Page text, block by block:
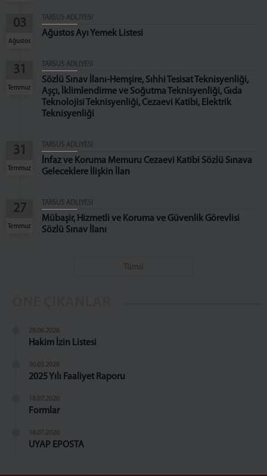
Cumhuriyet Başsavcı Vekilleri
C. Başsavcılığı Birimleri
KOMİSYON
Komisyon Başkanı
Komisyon Üyeleri
03
Ağustos
TARSUS ADLİYESİ
Ağustos Ayı Yemek Listesi
31
Temmuz
TARSUS ADLİYESİ
Sözlü Sınav İlanı-Hemşire, Sıhhi Tesisat Teknisyenliği,
Aşçı, İklimlendirme ve Soğutma Teknisyenliği, Gıda
Teknolojisi Teknisyenliği, Cezaevi Katibi, Elektrik
Teknisyenliği
31
Temmuz
TARSUS ADLİYESİ
İnfaz ve Koruma Memuru Cezaevi Katibi Sözlü Sınava
Geleceklere İlişkin İlan
27
Temmuz
TARSUS ADLİYESİ
Mübaşir, Hizmetli ve Koruma ve Güvenlik Görevlisi
Sözlü Sınav İlanı
28.06.2026
Hakim İzin Listesi
30.03.2026
2025 Yılı Faaliyet Raporu
18.07.2020
Formlar
18.07.2020
UYAP EPOSTA